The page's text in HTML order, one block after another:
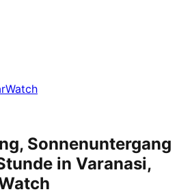
Sonnenuntergang
in Varanasi,